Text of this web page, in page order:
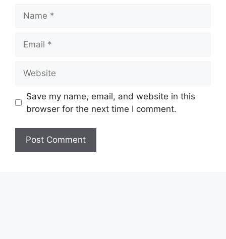
Save my name, email, and website in this
browser for the next time I comment.